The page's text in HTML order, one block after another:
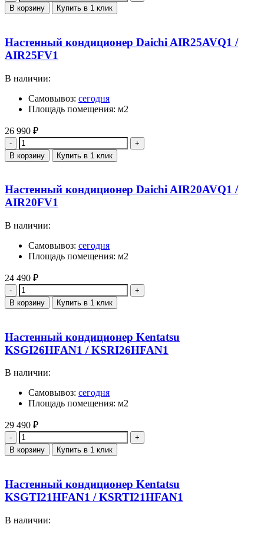
В корзину Купить в 1 клик
Настенный кондиционер Daichi AIR25AVQ1 /
AIR25FV1
В наличии:
Самовывоз: сегодня
Площадь помещения: м2
26 990 ₽
Количество
В корзину Купить в 1 клик
Настенный кондиционер Daichi AIR20AVQ1 /
AIR20FV1
В наличии:
Самовывоз: сегодня
Площадь помещения: м2
24 490 ₽
Количество
В корзину Купить в 1 клик
Настенный кондиционер Kentatsu
KSGI26HFAN1 / KSRI26HFAN1
В наличии:
Самовывоз: сегодня
Площадь помещения: м2
29 490 ₽
Количество
В корзину Купить в 1 клик
Настенный кондиционер Kentatsu
KSGTI21HFAN1 / KSRTI21HFAN1
В наличии: